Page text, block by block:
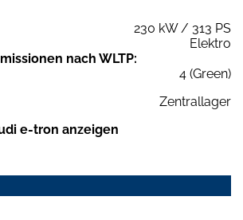
230 kW / 313 PS
Elektro
nach WLTP:
4 (Green)
Zentrallager
e-tron anzeigen